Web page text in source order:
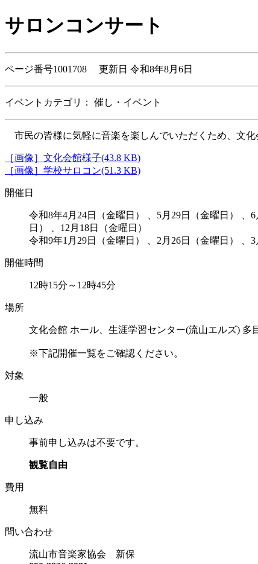
サロンコンサート
ページ番号1001708 更新日 令和8年8月6日
イベントカテゴリ： 催し・イベント
市民の皆様に気軽に音楽を楽しんでいただくため、文
［画像］文化会館様子(43.8 KB)
［画像］学校サロコン(51.3 KB)
開催日
令和8年4月24日（金曜日） 、5月29日（金曜日） 、
日） 、12月18日（金曜日）
令和9年1月29日（金曜日） 、2月26日（金曜日） 、3
開催時間
12時15分～12時45分
場所
文化会館 ホール、生涯学習センター(流山エルズ) 多
※下記開催一覧をご確認ください。
対象
一般
申し込み
事前申し込みは不要です。
観覧自由
費用
無料
問い合わせ
流山市音楽家協会 新保